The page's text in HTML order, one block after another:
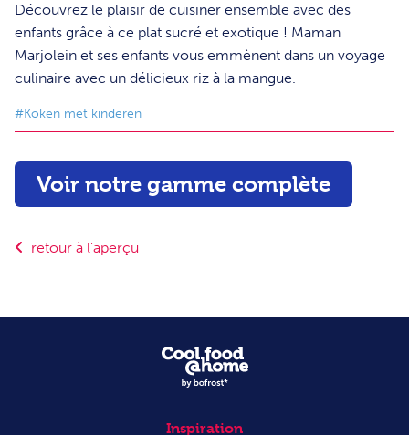
Découvrez le plaisir de cuisiner ensemble avec des
enfants grâce à ce plat sucré et exotique ! Maman
Marjolein et ses enfants vous emmènent dans un voyage
culinaire avec un délicieux riz à la mangue.
#Koken met kinderen
Voir notre gamme complète
retour à l'aperçu
Inspiration